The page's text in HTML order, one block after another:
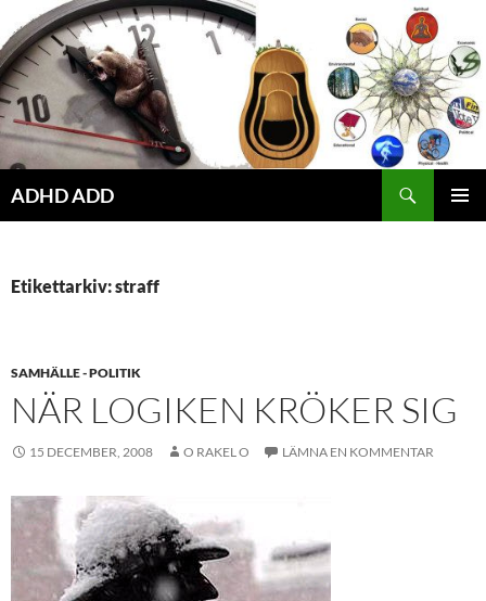
Hoppa
till
innehåll
ADHD ADD
Etikettarkiv: straff
SAMHÄLLE - POLITIK
NÄR LOGIKEN KRÖKER SIG
15 DECEMBER, 2008 O RAKEL O LÄMNA EN KOMMENTAR